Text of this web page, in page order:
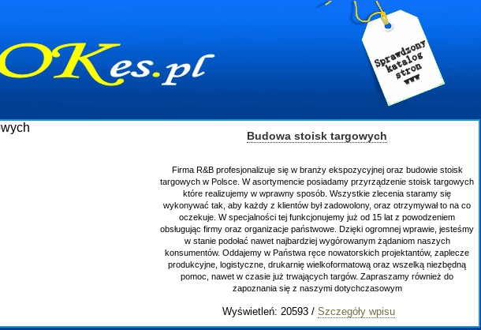
Budowa stoisk targowych
Firma R&B profesjonalizuje się w branży ekspozycyjnej oraz budowie stoisk
targowych w Polsce. W asortymencie posiadamy przyrządzenie stoisk targowych
które realizujemy w wprawny sposób. Wszystkie zlecenia staramy się
wykonywać tak, aby każdy z klientów był zadowolony, oraz otrzymywał to na co
oczekuje. W specjalności tej funkcjonujemy już od 15 lat z powodzeniem
obsługując firmy oraz organizacje państwowe. Dzięki ogromnej wprawie, jesteśmy
w stanie podołać nawet najbardziej wygórowanym żądaniom naszych
konsumentów. Oddajemy w Państwa ręce nowatorskich projektantów, zaplecze
produkcyjne, logistyczne, drukarnię wielkoformatową oraz wszelką niezbędną
pomoc, nawet w czasie już trwających targów. Zapraszamy również do
zapoznania się z naszymi dotychczasowym
Wyświetleń: 20593 / Szczegóły wpisu